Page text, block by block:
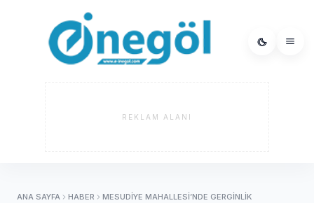
REKLAM ALANI
ANA SAYFA HABER MESUDIYE MAHALLESI’NDE GERGINLIK